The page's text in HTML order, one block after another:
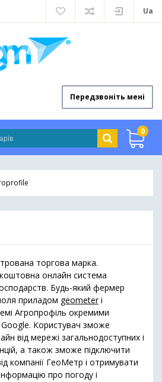
Ua
Передзвоніть мені
0
торгова марка.
онлайн система
Будь-який фермер
приладом geometerі
Агропрофіль окремими
Користувач зможе
від мережі загальнодоступних і
а також зможе підключити
компанії ГеоМетр і отримувати
про погоду і